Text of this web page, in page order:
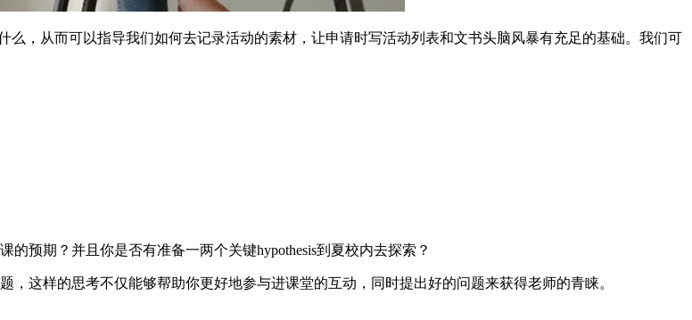
，从而可以指导我们如何去记录活动的素材，让申请时写活动列表和文书头脑风暴有充足的基础。我们可
预期？并且你是否有准备一两个关键hypothesis到夏校内去探索？
这样的思考不仅能够帮助你更好地参与进课堂的互动，同时提出好的问题来获得老师的青睐。